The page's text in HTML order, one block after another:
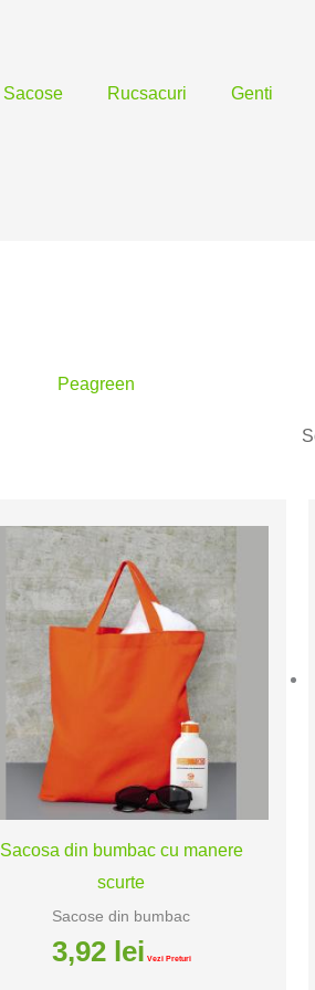
Sacose Rucsacuri Genti
Peagreen
Sacosa din bumbac cu manere
scurte
Sacose din bumbac
3,92 lei Vezi Preturi